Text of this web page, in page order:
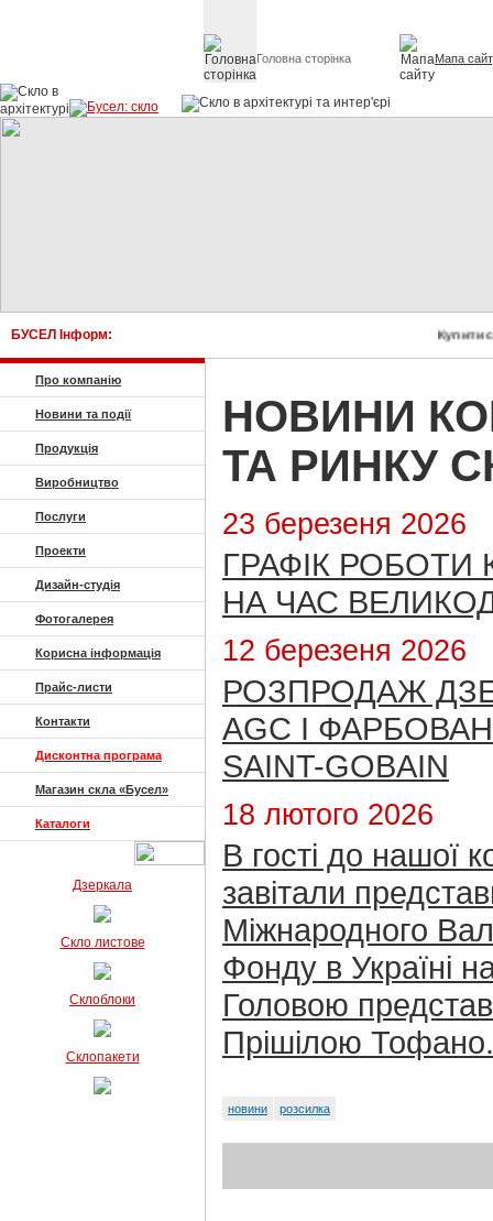
Головна сторінка Мапа
БУСЕЛ Інформ: Купити
Про компанію
Новини та події
Продукція
Виробництво
Послуги
Проекти
Дизайн-студія
Фотогалерея
Корисна інформація
Прайс-листи
Контакти
Дисконтна програма
Магазин скла «Бусел»
Каталоги
Дзеркала
Скло листове
Склоблоки
Склопакети
НОВИНИ
ТА РИНКУ
23 березеня 2026
ГРАФІК РОБОТИ
НА ЧАС
12 березеня 2026
РОЗПРОДАЖ
AGC І
SAINT-GOBAIN
18 лютого 2026
В гості до нашої
завітали
Міжнародного
Фонду в Україні
Головою
Прішілою Тофано.
новини розсилка